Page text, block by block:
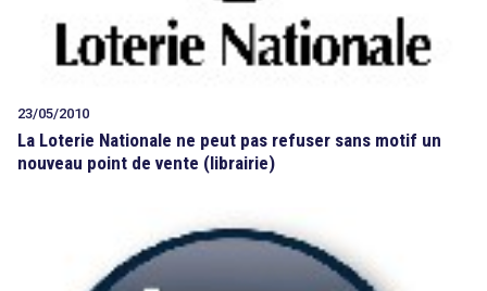
23/05/2010
La Loterie Nationale ne peut pas refuser sans motif un
nouveau point de vente (librairie)